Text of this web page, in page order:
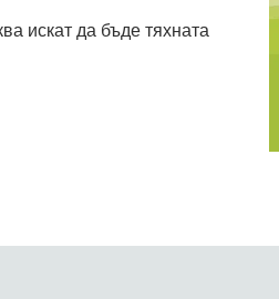
искат да бъде тяхната